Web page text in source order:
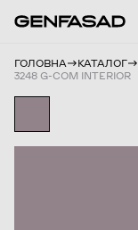
ГОЛОВНА КАТАЛОГ
3248 G-COM INTERIOR